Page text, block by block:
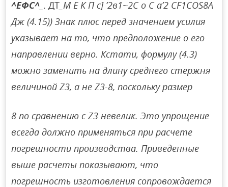
^ЕФС^ . ДТ _М Е К П с] ’2в1~2С о С а’2 CF1COS8A
Дж (4.15)) Знак плюс перед значением усилия
указывает на то, что предположение о его
направлении верно. Кстати, формулу (4.3)
можно заменить на длину среднего стержня
величиной Z3, а не Z3-8, поскольку размер
8 по сравнению с Z3 невелик. Это упрощение
всегда должно применяться при расчете
погрешности производства. Приведенные
выше расчеты показывают, что
погрешность изготовления сопровождается